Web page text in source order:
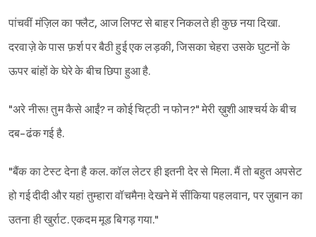
पांचवीं मंज़िल का फ्लैट, आज लिफ्ट से बाहर निकलते ही कुछ नया दिखा.
दरवाज़े के पास फ़र्श पर बैठी हुई एक लड़की, जिसका चेहरा उसके घुटनों के
ऊपर बांहों के घेरे के बीच छिपा हुआ है.
"अरे नीरू! तुम कैसे आईं? न कोई चिट्ठी न फोन?" मेरी ख़ुशी आश्चर्य के बीच
दब-ढंक गई है.
"बैंक का टेस्ट देना है कल. कॉल लेटर ही इतनी देर से मिला. मैं तो बहुत अपसेट
हो गई दीदी और यहां तुम्हारा वॉचमैन! देखने में सींकिया पहलवान, पर ज़ुबान का
उतना ही खुर्राट. एकदम मूड बिगड़ गया."